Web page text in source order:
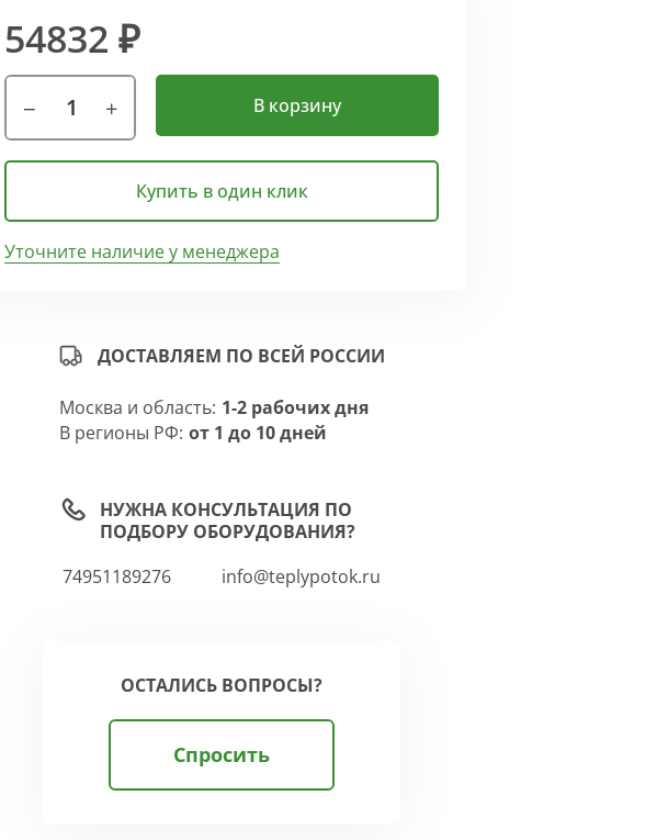
54832 ₽
В корзину
Купить в один клик
Уточните наличие у менеджера
ДОСТАВЛЯЕМ ПО ВСЕЙ РОССИИ
Москва и область: 1-2 рабочих дня
В регионы РФ: от 1 до 10 дней
НУЖНА КОНСУЛЬТАЦИЯ ПО
ПОДБОРУ ОБОРУДОВАНИЯ?
74951189276
info@teplypotok.ru
ОСТАЛИСЬ ВОПРОСЫ?
Спросить